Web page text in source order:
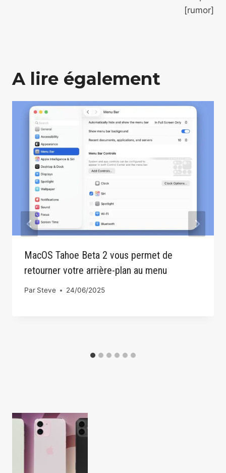
[rumor]
A lire également
MacOS Tahoe Beta 2 vous permet de
retourner votre arrière-plan au menu
Par Steve 24/06/2025